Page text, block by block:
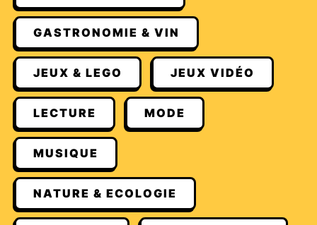
GASTRONOMIE & VIN
JEUX & LEGO JEUX VIDÉO
LECTURE MODE
MUSIQUE
NATURE & ECOLOGIE